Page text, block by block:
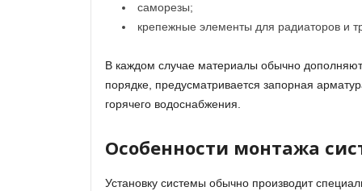
саморезы;
крепежные элементы для радиаторов и
В каждом случае материалы обычно
порядке, предусматривается запорная
горячего водоснабжения.
Особенности монтажа
Установку системы обычно производит